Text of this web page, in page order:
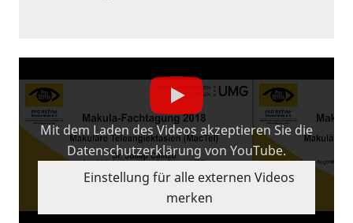
Mit dem Laden des Videos akzeptieren Sie die
Datenschutzerklärung von YouTube.
Einstellung für alle externen Videos
merken